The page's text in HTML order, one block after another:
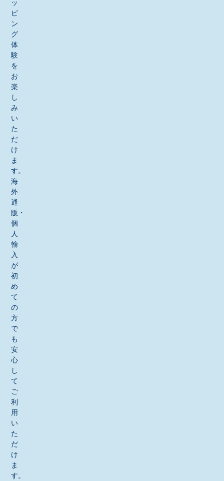
ッ
ピ
ン
グ
体
験
を
お
楽
し
み
い
た
だ
け
ま
す。
海
外
通
販・
個
人
輸
入
が
初
め
て
の
方
で
も
安
心
し
て
ご
利
用
い
た
だ
け
ま
す。